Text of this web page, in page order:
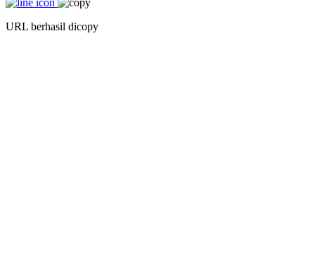
URL berhasil dicopy